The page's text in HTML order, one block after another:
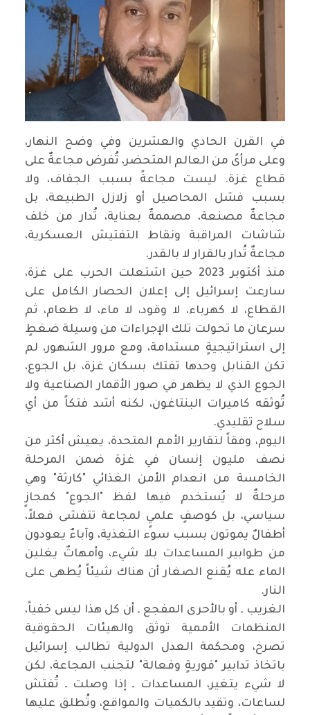
‏في القرن الحادي والعشرين وفي وضح النهار،
وعلى مرأىً من العالم المتحضر، تُفرض مجاعةٌ على
قطاع غزة. ليست مجاعةً بسبب الجفاف، ولا
بسبب فشل المحاصيل أو زلازل الطبيعة، بل
مجاعةٌ مصنعة، مصممةٌ بعناية، تُدار من خلف
شاشات المراقبة ونقاط التفتيش العسكرية،
مجاعةٌ تُدار بالقرار لا بالقدر.
‏منذ أكتوبر 2023 حين اشتعلت الحرب على غزة،
سارعت إسرائيل إلى إعلان الحصار الكامل على
القطاع، لا كهرباء، لا وقود، لا ماء، لا طعام، ثم
سرعان ما تحولت تلك الإجراءات من وسيلة ضغطٍ
إلى استراتيجيةٍ مستدامة، ومع مرور الشهور، لم
تكن القنابل وحدها تفتك بسكان غزة، بل الجوع،
الجوع الذي لا يظهر في صور الأقمار الصناعية ولا
تُوثقه كاميرات البنتاغون، لكنه أشد فتكاً من أي
سلاح تقليدي.
‏اليوم، وفقاً لتقارير الأمم المتحدة، يعيش أكثر من
نصف مليون إنسان في غزة ضمن المرحلة
الخامسة من انعدام الأمن الغذائي "كارثة" وهي
مرحلةٌ لا يُستخدم فيها لفظ "الجوع" كمجازٍ
سياسي، بل كوصفٍ علميٍ لمجاعة تتفشى فعلاً،
أطفالٌ يموتون بسبب سوء التغذية، وآباءٌ يعودون
من طوابير المساعدات بلا شيء، وأمهاتٌ يغلين
الماء عله يُقنع الصغار أن هناك شيئاً يُطهى على
النار.
‏الغريب ـ أو بالأحرى المفجع ـ أن كل هذا ليس خفياً،
المنظمات الأممية توثق والهيئات الحقوقية
تصرخ، ومحكمة العدل الدولية تطالب إسرائيل
باتخاذ تدابير "فوريةٍ وفعالة" لتجنب المجاعة، لكن
لا شيء يتغير، المساعدات ـ إذا وصلت ـ تُفتش
لساعات، وتقيد بالكميات والمواقع، وتُطلق عليها